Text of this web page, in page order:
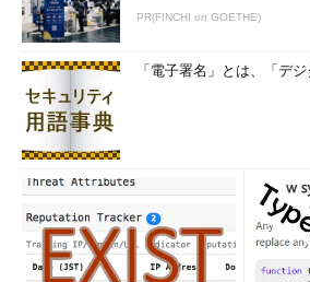
PR(FINCHI on GOETHE)
「電子署名」とは、「デ